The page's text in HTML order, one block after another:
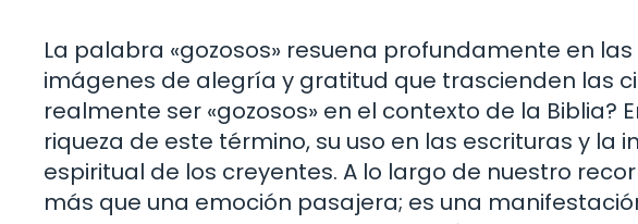
La palabra «gozosos» resuena profundamente en
imágenes de alegría y gratitud que trascienden las
realmente ser «gozosos» en el contexto de la Biblia?
riqueza de este término, su uso en las escrituras y la
espiritual de los creyentes. A lo largo de nuestro
más que una emoción pasajera; es una